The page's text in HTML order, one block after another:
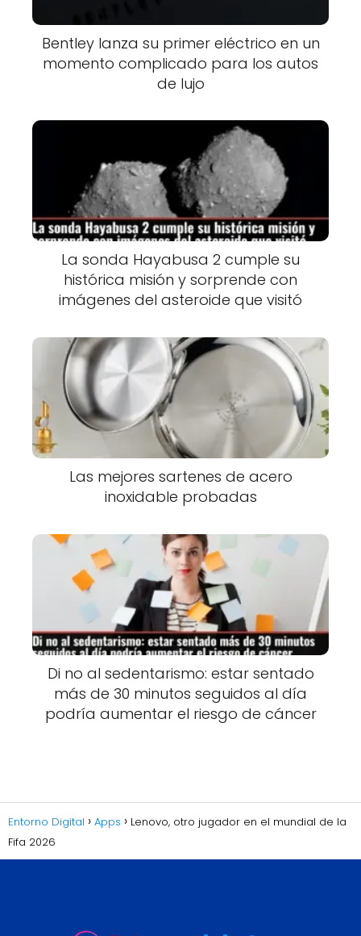
Bentley lanza su primer eléctrico en un
momento complicado para los autos
de lujo
La sonda Hayabusa 2 cumple su
histórica misión y sorprende con
imágenes del asteroide que visitó
Las mejores sartenes de acero
inoxidable probadas
Di no al sedentarismo: estar sentado
más de 30 minutos seguidos al día
podría aumentar el riesgo de cáncer
Entorno Digital Apps
Lenovo, otro jugador en el mundial de la
Fifa 2026